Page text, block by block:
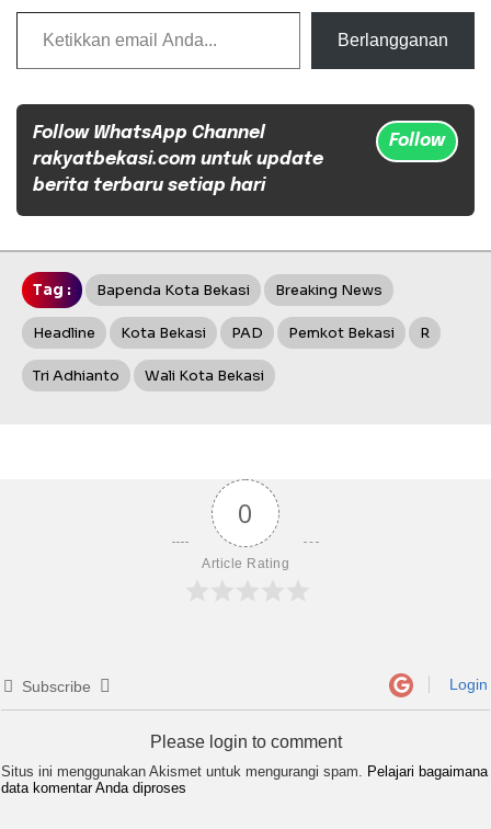
Ketikkan email Anda...
Berlangganan
Follow WhatsApp Channel
rakyatbekasi.com untuk update
berita terbaru setiap hari
Follow
Tag : Bapenda Kota Bekasi Breaking News
Headline Kota Bekasi PAD Pemkot Bekasi R
Tri Adhianto Wali Kota Bekasi
0
Article Rating
Subscribe Login
Please login to comment
Situs ini menggunakan Akismet untuk mengurangi spam.
Pelajari bagaimana
data komentar Anda diproses